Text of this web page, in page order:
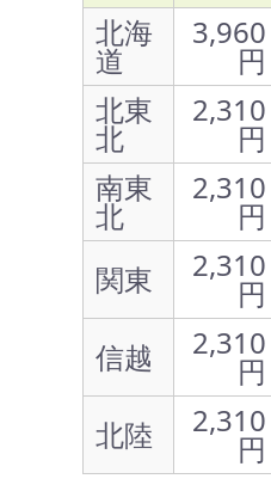
北海
道
3,960
円
北東
北
2,310
円
南東
北
2,310
円
関東
2,310
円
信越
2,310
円
北陸
2,310
円